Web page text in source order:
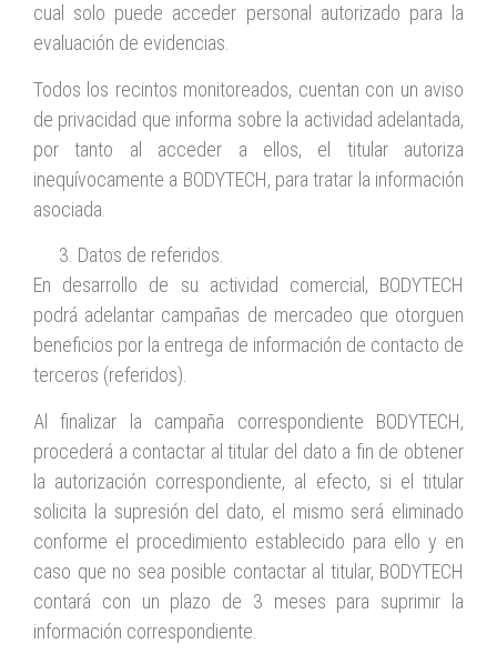
cual solo puede acceder personal autorizado para la
evaluación de evidencias.
Todos los recintos monitoreados, cuentan con un aviso
de privacidad que informa sobre la actividad adelantada,
por tanto al acceder a ellos, el titular autoriza
inequívocamente a BODYTECH, para tratar la información
asociada.
Datos de referidos.
En desarrollo de su actividad comercial, BODYTECH
podrá adelantar campañas de mercadeo que otorguen
beneficios por la entrega de información de contacto de
terceros (referidos).
Al finalizar la campaña correspondiente BODYTECH,
procederá a contactar al titular del dato a fin de obtener
la autorización correspondiente, al efecto, si el titular
solicita la supresión del dato, el mismo será eliminado
conforme el procedimiento establecido para ello y en
caso que no sea posible contactar al titular, BODYTECH
contará con un plazo de 3 meses para suprimir la
información correspondiente.